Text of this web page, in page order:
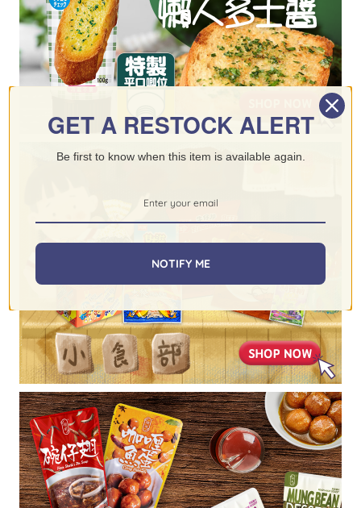
GET A RESTOCK ALERT
Be first to know when this item is available again.
NOTIFY ME